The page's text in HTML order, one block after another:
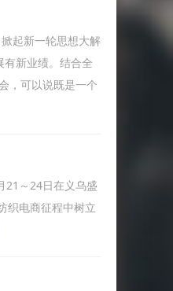
起新一轮思想大解
新业绩。结合全
，可以说既是一个
21～24日在义乌盛
织电商征程中树立